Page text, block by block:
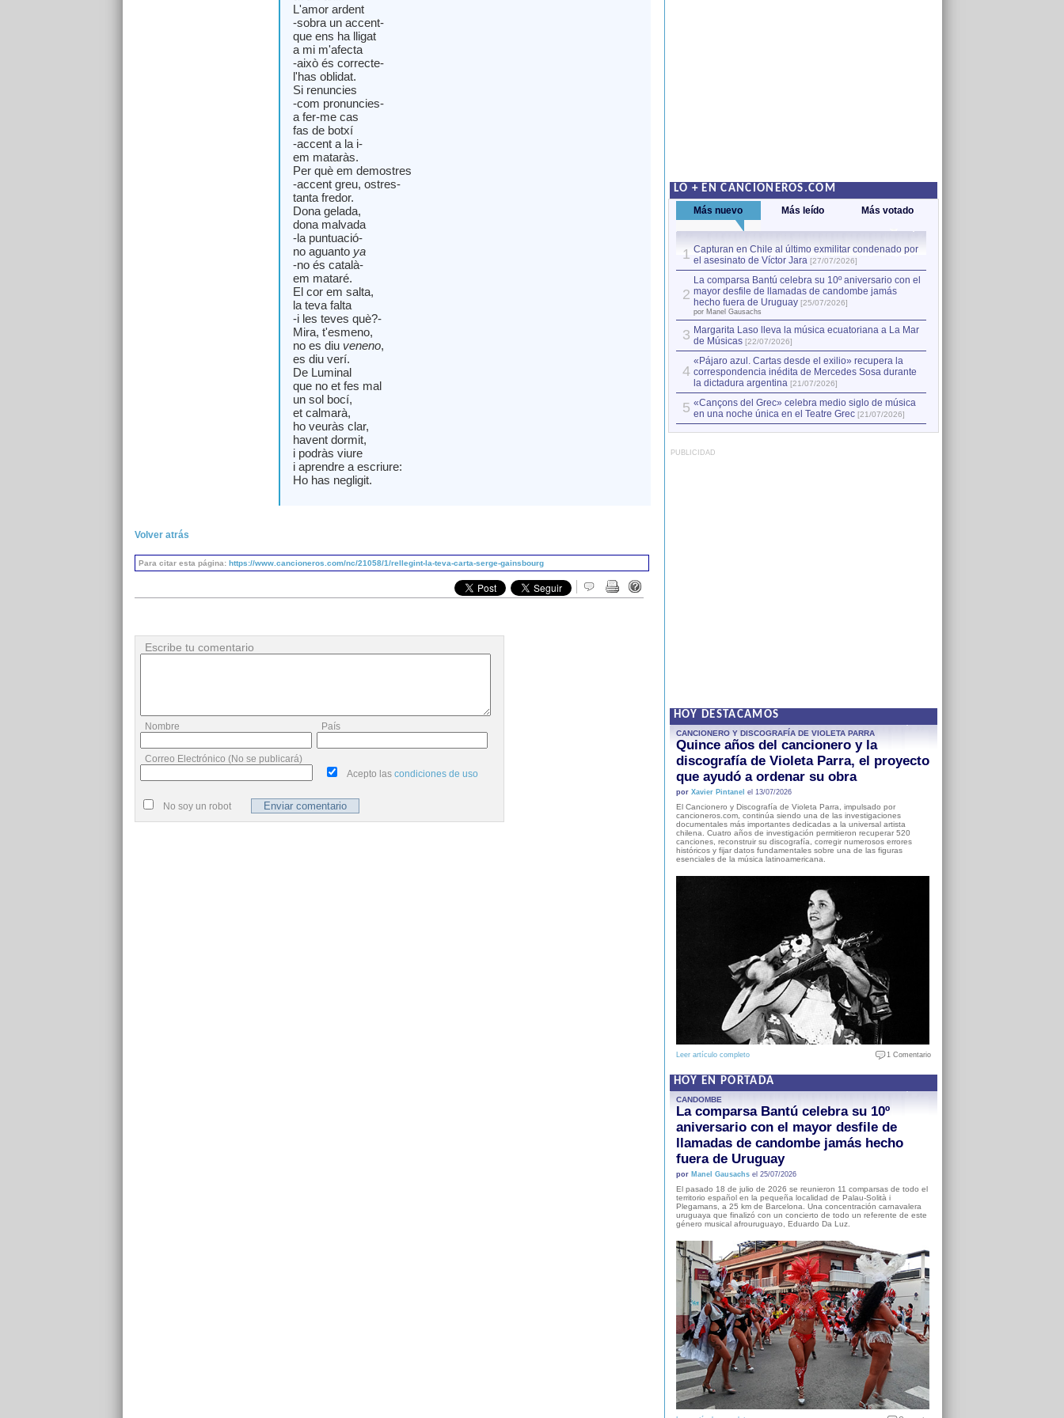
L'amor ardent
-sobra un accent-
que ens ha lligat
a mi m'afecta
-això és correcte-
l'has oblidat.
Si renuncies
-com pronuncies-
a fer-me cas
fas de botxí
-accent a la i-
em mataràs.
Per què em demostres
-accent greu, ostres-
tanta fredor.
Dona gelada,
dona malvada
-la puntuació-
no aguanto ya
-no és català-
em mataré.
El cor em salta,
la teva falta
-i les teves què?-
Mira, t'esmeno,
no es diu veneno,
es diu verí.
De Luminal
que no et fes mal
un sol bocí,
et calmarà,
ho veuràs clar,
havent dormit,
i podràs viure
i aprendre a escriure:
Ho has negligit.
Volver atrás
Para citar esta página: https://www.cancioneros.com/nc/21058/1/rellegint-la-teva-carta-serge-gainsbourg
Escribe tu comentario
Nombre País
Correo Electrónico (No se publicará)
Acepto las condiciones de uso
No soy un robot
LO + EN CANCIONEROS.COM
Más nuevo Más leído Más votado
1 Capturan en Chile al último exmilitar condenado por
el asesinato de Víctor Jara [27/07/2026]
2
La comparsa Bantú celebra su 10º aniversario con el
mayor desfile de llamadas de candombe jamás
hecho fuera de Uruguay [25/07/2026]
por Manel Gausachs
3 Margarita Laso lleva la música ecuatoriana a La Mar
de Músicas [22/07/2026]
4
«Pájaro azul. Cartas desde el exilio» recupera la
correspondencia inédita de Mercedes Sosa durante
la dictadura argentina [21/07/2026]
5 «Cançons del Grec» celebra medio siglo de música
en una noche única en el Teatre Grec [21/07/2026]
PUBLICIDAD
HOY DESTACAMOS
CANCIONERO Y DISCOGRAFÍA DE VIOLETA PARRA
Quince años del cancionero y la
discografía de Violeta Parra, el proyecto
que ayudó a ordenar su obra
por Xavier Pintanel el 13/07/2026
El Cancionero y Discografía de Violeta Parra, impulsado por
cancioneros.com, continúa siendo una de las investigaciones
documentales más importantes dedicadas a la universal artista
chilena. Cuatro años de investigación permitieron recuperar 520
canciones, reconstruir su discografía, corregir numerosos errores
históricos y fijar datos fundamentales sobre una de las figuras
esenciales de la música latinoamericana.
Leer artículo completo 1 Comentario
HOY EN PORTADA
CANDOMBE
La comparsa Bantú celebra su 10º
aniversario con el mayor desfile de
llamadas de candombe jamás hecho
fuera de Uruguay
por Manel Gausachsel 25/07/2026
El pasado 18 de julio de 2026 se reunieron 11 comparsas de todo el
territorio español en la pequeña localidad de Palau-Solità i
Plegamans, a 25 km de Barcelona. Una concentración carnavalera
uruguaya que finalizó con un concierto de todo un referente de este
género musical afrouruguayo, Eduardo Da Luz.